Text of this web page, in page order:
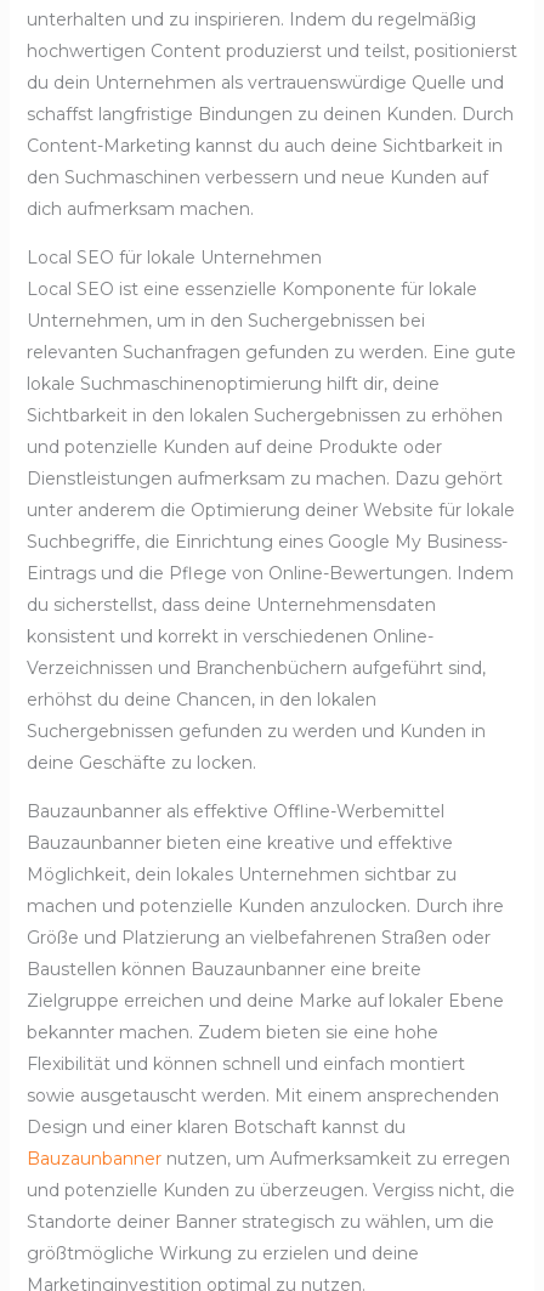
unterhalten und zu inspirieren. Indem du regelmäßig
hochwertigen Content produzierst und teilst, positionierst
du dein Unternehmen als vertrauenswürdige Quelle und
schaffst langfristige Bindungen zu deinen Kunden. Durch
Content-Marketing kannst du auch deine Sichtbarkeit in
den Suchmaschinen verbessern und neue Kunden auf
dich aufmerksam machen.
Local SEO für lokale Unternehmen
Local SEO ist eine essenzielle Komponente für lokale
Unternehmen, um in den Suchergebnissen bei
relevanten Suchanfragen gefunden zu werden. Eine gute
lokale Suchmaschinenoptimierung hilft dir, deine
Sichtbarkeit in den lokalen Suchergebnissen zu erhöhen
und potenzielle Kunden auf deine Produkte oder
Dienstleistungen aufmerksam zu machen. Dazu gehört
unter anderem die Optimierung deiner Website für lokale
Suchbegriffe, die Einrichtung eines Google My Business-
Eintrags und die Pflege von Online-Bewertungen. Indem
du sicherstellst, dass deine Unternehmensdaten
konsistent und korrekt in verschiedenen Online-
Verzeichnissen und Branchenbüchern aufgeführt sind,
erhöhst du deine Chancen, in den lokalen
Suchergebnissen gefunden zu werden und Kunden in
deine Geschäfte zu locken.
Bauzaunbanner als effektive Offline-Werbemittel
Bauzaunbanner bieten eine kreative und effektive
Möglichkeit, dein lokales Unternehmen sichtbar zu
machen und potenzielle Kunden anzulocken. Durch ihre
Größe und Platzierung an vielbefahrenen Straßen oder
Baustellen können Bauzaunbanner eine breite
Zielgruppe erreichen und deine Marke auf lokaler Ebene
bekannter machen. Zudem bieten sie eine hohe
Flexibilität und können schnell und einfach montiert
sowie ausgetauscht werden. Mit einem ansprechenden
Design und einer klaren Botschaft kannst du
Bauzaunbannernutzen, um Aufmerksamkeit zu erregen
und potenzielle Kunden zu überzeugen. Vergiss nicht, die
Standorte deiner Banner strategisch zu wählen, um die
größtmögliche Wirkung zu erzielen und deine
Marketinginvestition optimal zu nutzen.